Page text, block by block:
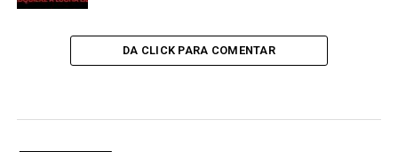
DA CLICK PARA COMENTAR